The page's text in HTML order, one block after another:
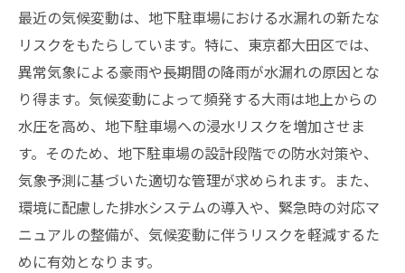
水漏れから車両を守るための地下駐車場の改善
策
車両保護のための防水カバー
駐車場内の水勾配設計
駐車場への浸水経路の特定と対策
車両への直接的な水害を防ぐ方法
水没時の車両救出計画
オーナーへの情報提供とトレーニング
安心して利用できる地下駐車場を実現するため
最近の気候変動は、地下駐車場における水漏れの新たな
リスクをもたらしています。特に、東京都大田区では、
異常気象による豪雨や長期間の降雨が水漏れの原因とな
り得ます。気候変動によって頻発する大雨は地上からの
水圧を高め、地下駐車場への浸水リスクを増加させま
す。そのため、地下駐車場の設計段階での防水対策や、
気象予測に基づいた適切な管理が求められます。また、
環境に配慮した排水システムの導入や、緊急時の対応マ
ニュアルの整備が、気候変動に伴うリスクを軽減するた
めに有効となります。